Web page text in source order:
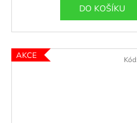
DO KOŠÍKU
AKCE